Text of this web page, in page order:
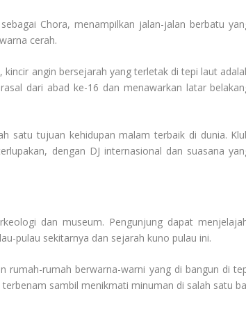
Chora, menampilkan jalan-jalan berbatu
cerah.
angin bersejarah yang terletak di tepi laut
dari abad ke-16 dan menawarkan latar
satu tujuan kehidupan malam terbaik di dunia.
dengan DJ internasional dan suasana
dan museum. Pengunjung dapat
pulau sekitarnya dan sejarah kuno pulau ini.
rumah-rumah berwarna-warni yang di bangun di
sambil menikmati minuman di salah satu